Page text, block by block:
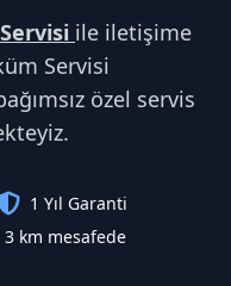
ile iletişime
Servisi
özel servis
1 Yıl Garanti
3 km mesafede